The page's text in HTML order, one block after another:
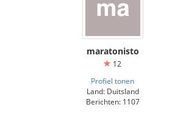
maratonisto
12
Profiel tonen
Land: Duitsland
Berichten: 1107